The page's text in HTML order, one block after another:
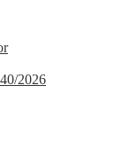
2026